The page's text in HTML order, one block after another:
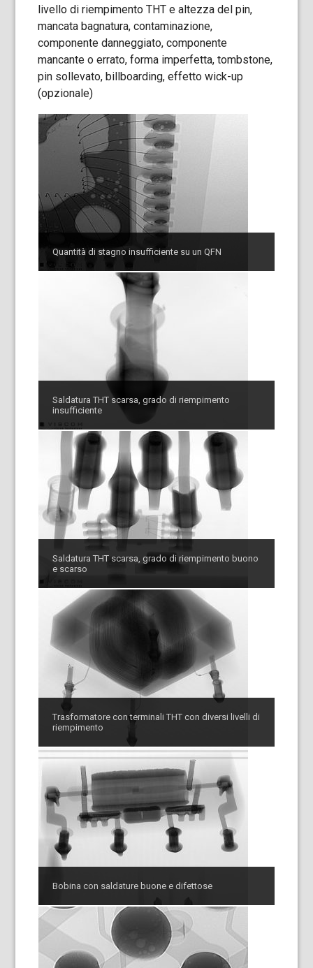
livello di riempimento THT e altezza del pin,
mancata bagnatura, contaminazione,
componente danneggiato, componente
mancante o errato, forma imperfetta, tombstone,
pin sollevato, billboarding, effetto wick-up
(opzionale)
Quantità di stagno insufficiente su un QFN
Saldatura THT scarsa, grado di riempimento
insufficiente
Saldatura THT scarsa, grado di riempimento buono
e scarso
Trasformatore con terminali THT con diversi livelli di
riempimento
Bobina con saldature buone e difettose